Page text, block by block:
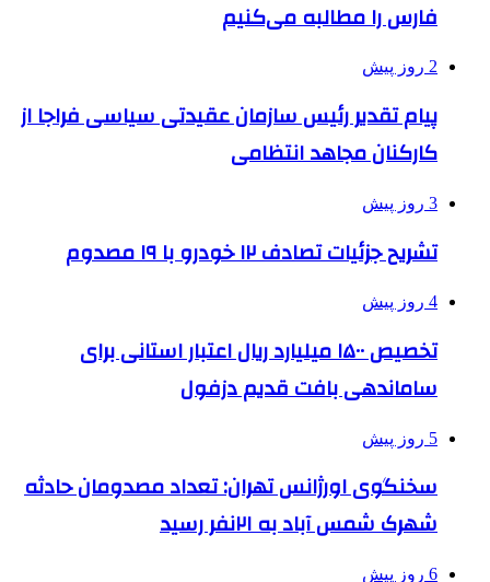
فارس را مطالبه‌ می‌کنیم
2 روز پیش
پیام تقدیر رئیس سازمان عقیدتی سیاسی فراجا از
کارکنان مجاهد انتظامی
3 روز پیش
تشریح جزئیات تصادف ۱۲ خودرو با ۱۹ مصدوم
4 روز پیش
تخصیص ۱۵۰۰ میلیارد ریال اعتبار استانی برای
ساماندهی بافت قدیم دزفول
5 روز پیش
سخنگوی اورژانس تهران: تعداد مصدومان حادثه
شهرک شمس آباد به ۲۱نفر رسید
6 روز پیش